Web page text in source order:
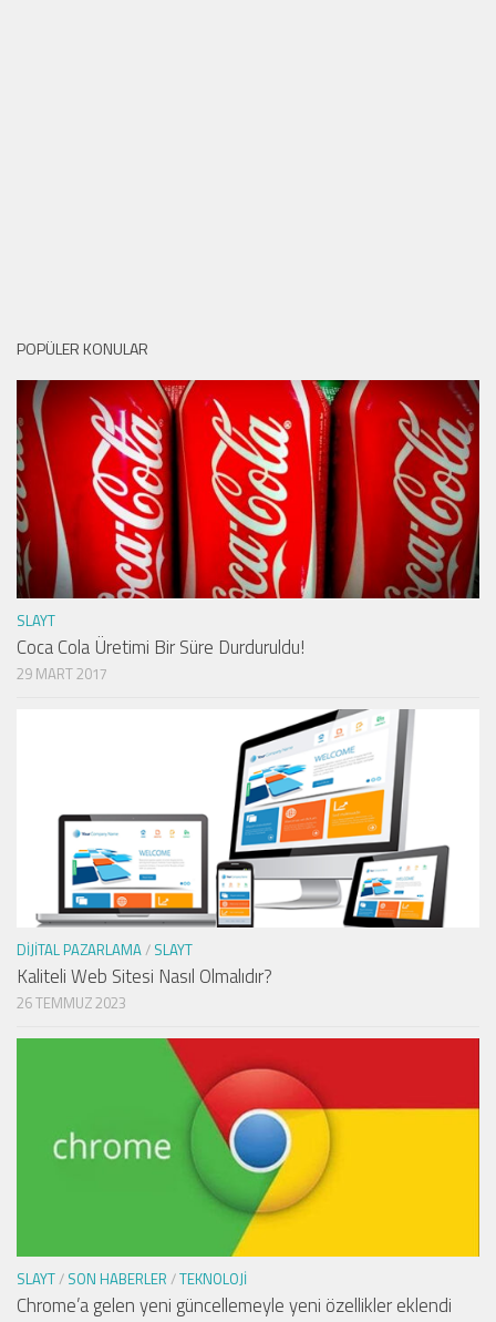
POPÜLER KONULAR
SLAYT
Coca Cola Üretimi Bir Süre Durduruldu!
29 MART 2017
DIJITAL PAZARLAMA/ SLAYT
Kaliteli Web Sitesi Nasıl Olmalıdır?
26 TEMMUZ 2023
SLAYT/ SON HABERLER /TEKNOLOJI
Chrome’a gelen yeni güncellemeyle yeni özellikler eklendi